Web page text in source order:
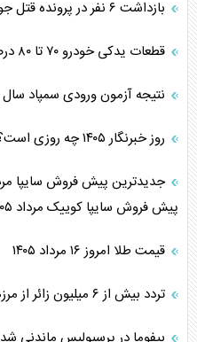
بازداشت ۶ نفر در پرونده قتل جوانی در ستارخان
قطعات یدکی خودرو ۷۰ تا ۸۰ درصد گران شد
نتیجه آزمون ورودی سمپاد سال ۱۴۰۵ اعلام شد
روز خبرنگار ۱۴۰۵ چه روزی است؟ + پیام تبریک روز خبرنگار ۱۴۰۵
پیش فروش سایپا کوییک مرداد ۱۴۰۵ اعلام شد
قیمت طلا امروز ۱۶ مرداد ۱۴۰۵
تردد بیش از ۶ میلیون زائر از مرزهای اربعینی کشور